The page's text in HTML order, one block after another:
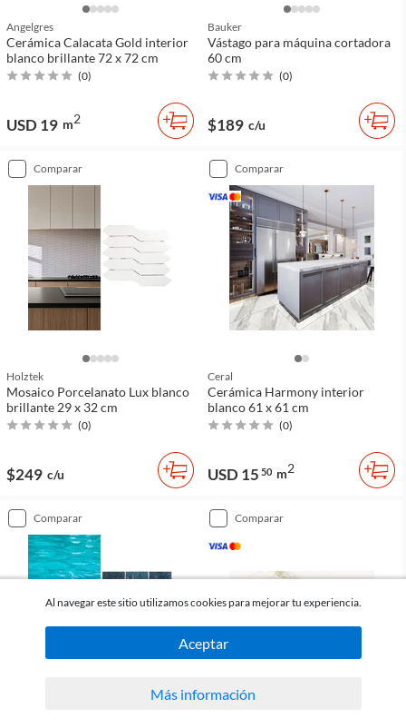
Angelgres
Cerámica Calacata Gold interior
blanco brillante 72 x 72 cm
(0)
USD 19 m2
Bauker
Vástago para máquina cortadora
60 cm
(0)
$189 c/u
comparar
Holztek
Mosaico Porcelanato Lux blanco
brillante 29 x 32 cm
(0)
$249 c/u
comparar
Ceral
Cerámica Harmony interior
blanco 61 x 61 cm
(0)
USD 15 50 m2
comparar comparar
Al navegar este sitio utilizamos cookies para mejorar tu experiencia.
Aceptar
Más información